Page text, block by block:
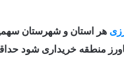
هر استان و شهرستان
منطقه خریداری شود